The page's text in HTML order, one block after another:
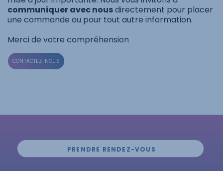
communiquer avec nousdirectement pour placer
une commande ou pour tout autre information.
Merci de votre compréhension
CONTACTEZ-NOUS
PRENDRE RENDEZ-VOUS